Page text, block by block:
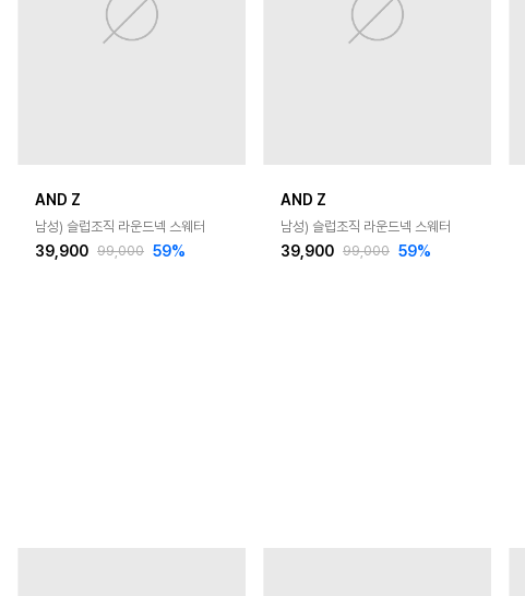
AND Z
남성) 슬럽조직 라운드넥 스웨터
39,900 99,000 59%
AND Z
남성) 슬럽조직 라운드넥 스웨터
39,900 99,000 59%